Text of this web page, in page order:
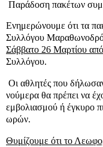
Παράδοση πακέτων
Ενημερώνουμε ότι τα
Συλλόγου
Σάββατο 26 Μαρτίου
Συλλόγου.
Οι αθλητές που
νούμερα θα πρέπει να
εμβολιασμού ή έγκυρο
ωρών.
Θυμίζουμε ότι το